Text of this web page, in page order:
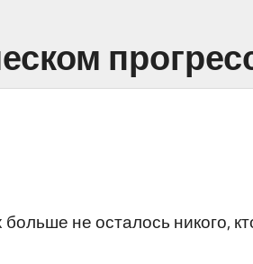
больше не осталось никого,